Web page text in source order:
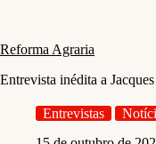
Reforma Agraria
Entrevista inédita a
Entrevistas